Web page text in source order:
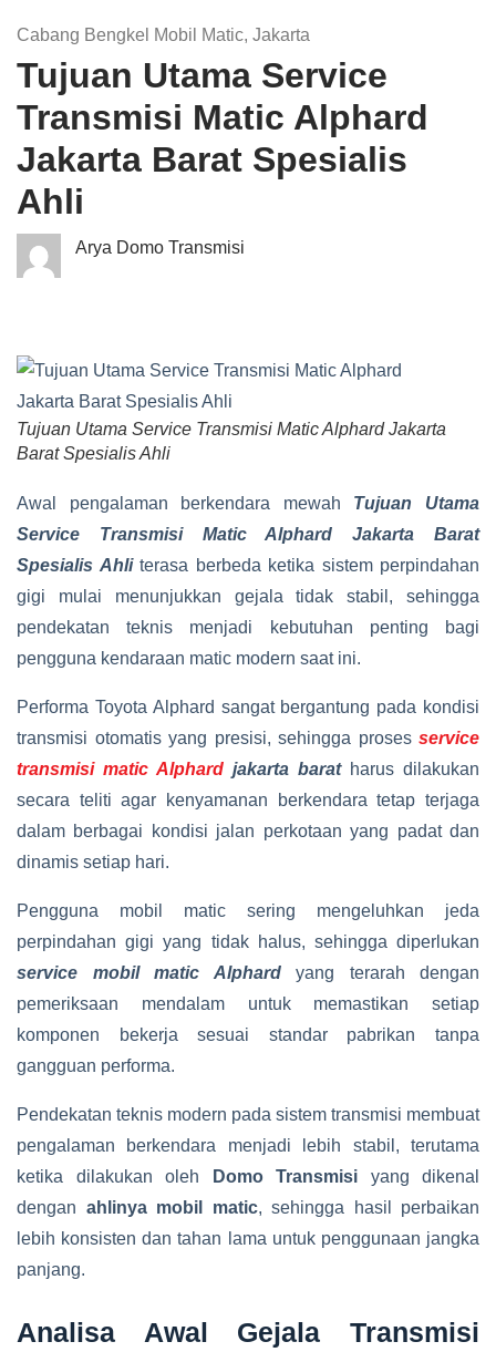
Cabang Bengkel Mobil Matic, Jakarta
Tujuan Utama Service
Transmisi Matic Alphard
Jakarta Barat Spesialis
Ahli
Arya Domo Transmisi
Tujuan Utama Service Transmisi Matic Alphard Jakarta
Barat Spesialis Ahli
Awal pengalaman berkendara mewah Tujuan Utama
Service Transmisi Matic Alphard Jakarta Barat
Spesialis Ahliterasa berbeda ketika sistem perpindahan
gigi mulai menunjukkan gejala tidak stabil, sehingga
pendekatan teknis menjadi kebutuhan penting bagi
pengguna kendaraan matic modern saat ini.
Performa Toyota Alphard sangat bergantung pada kondisi
transmisi otomatis yang presisi, sehingga proses service
transmisi matic Alphard jakarta baratharus dilakukan
secara teliti agar kenyamanan berkendara tetap terjaga
dalam berbagai kondisi jalan perkotaan yang padat dan
dinamis setiap hari.
Pengguna mobil matic sering mengeluhkan jeda
perpindahan gigi yang tidak halus, sehingga diperlukan
service mobil matic Alphardyang terarah dengan
pemeriksaan mendalam untuk memastikan setiap
komponen bekerja sesuai standar pabrikan tanpa
gangguan performa.
Pendekatan teknis modern pada sistem transmisi membuat
pengalaman berkendara menjadi lebih stabil, terutama
ketika dilakukan oleh
Domo Transmisi yang dikenal
dengan ahlinya mobil matic, sehingga hasil perbaikan
lebih konsisten dan tahan lama untuk penggunaan jangka
panjang.
Analisa Awal Gejala Transmisi